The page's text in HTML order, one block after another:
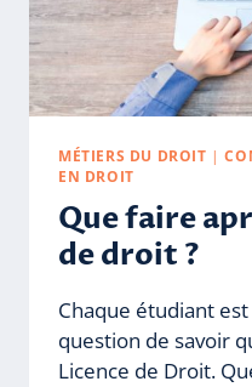
MÉTIERS DU DROIT |
EN DROIT
Que faire
de droit ?
Chaque étudiant
question de savoir
Licence de Droit.